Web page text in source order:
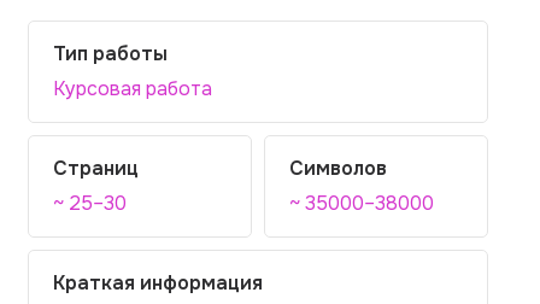
Тип работы
Курсовая работа
Страниц
~ 25–30
Символов
~ 35000–38000
Краткая информация